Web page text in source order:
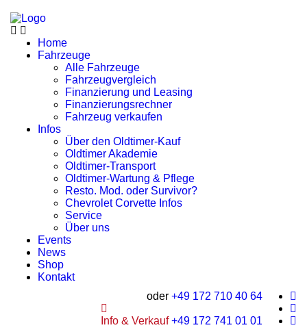
Home
Fahrzeuge
Alle Fahrzeuge
Fahrzeugvergleich
Finanzierung und Leasing
Finanzierungsrechner
Fahrzeug verkaufen
Infos
Über den Oldtimer-Kauf
Oldtimer Akademie
Oldtimer-Transport
Oldtimer-Wartung & Pflege
Resto. Mod. oder Survivor?
Chevrolet Corvette Infos
Service
Über uns
Events
News
Shop
Kontakt
oder +49 172 710 40 64
Info & Verkauf+49 172 741 01 01